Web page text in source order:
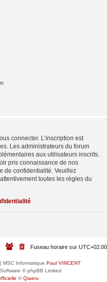
connecter. L’inscription est
Les administrateurs du forum
aux utilisateurs inscrits.
pris connaissance de nos
de confidentialité. Veuillez
toutes les règles du
Fuseau horaire sur UTC+02:00
MSC Informatique Paul VINCENT
© phpBB Limited
©Qiaeru